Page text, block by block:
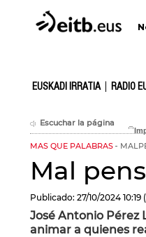
EUSKADI IRRATIA RADIO
Escuchar la página
MAS QUE PALABRAS
Mal
Publicado: 27/10/2024 10:19
José Antonio Pérez
animar a quienes